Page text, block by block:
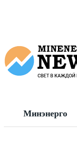
Минэнерго